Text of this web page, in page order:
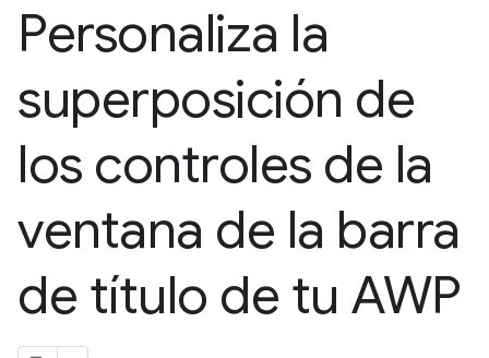
Personaliza la
superposición de
los controles de la
ventana de la barra
de título de tu AWP